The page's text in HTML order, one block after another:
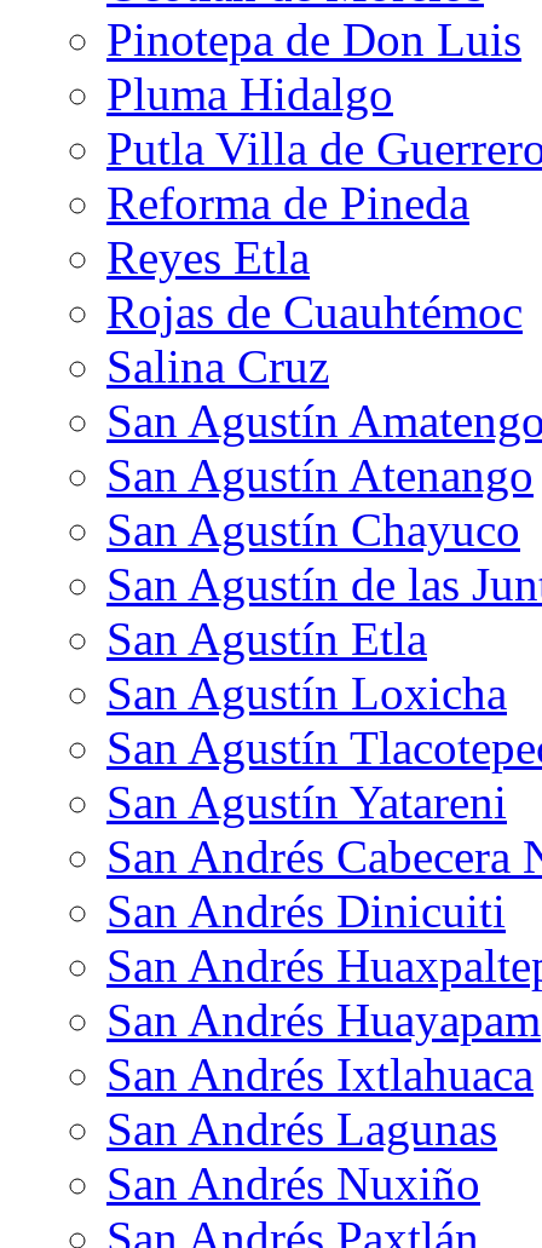
Pinotepa de Don Luis
Pluma Hidalgo
Putla Villa de
Reforma de Pineda
Reyes Etla
Rojas de Cuauhtémoc
Salina Cruz
San Agustín
San Agustín Atenango
San Agustín Chayuco
San Agustín de las
San Agustín Etla
San Agustín Loxicha
San Agustín
San Agustín Yatareni
San Andrés Cabecera
San Andrés Dinicuiti
San Andrés
San Andrés Huayapam
San Andrés Ixtlahuaca
San Andrés Lagunas
San Andrés Nuxiño
San Andrés Paxtlán